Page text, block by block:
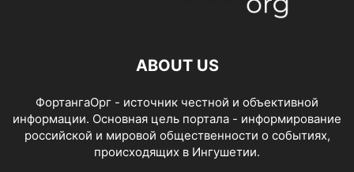
ABOUT US
ФортангаОрг - источник честной и объективной
информации. Основная цель портала - информирование
российской и мировой общественности о событиях,
происходящих в Ингушетии.